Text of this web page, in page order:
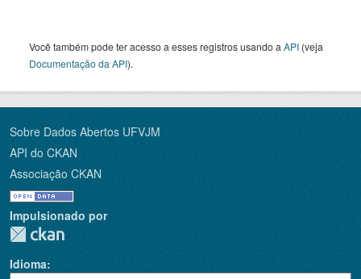
Você também pode ter acesso a esses registros usando a API (veja
Documentação da API).
Sobre Dados Abertos UFVJM
API do CKAN
Associação CKAN
Impulsionado por
Idioma